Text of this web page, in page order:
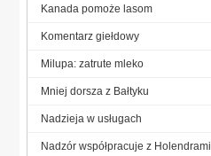
Kanada pomoże lasom
Komentarz giełdowy
Milupa: zatrute mleko
Mniej dorsza z Bałtyku
Nadzieja w usługach
Nadzór współpracuje z Holendrami